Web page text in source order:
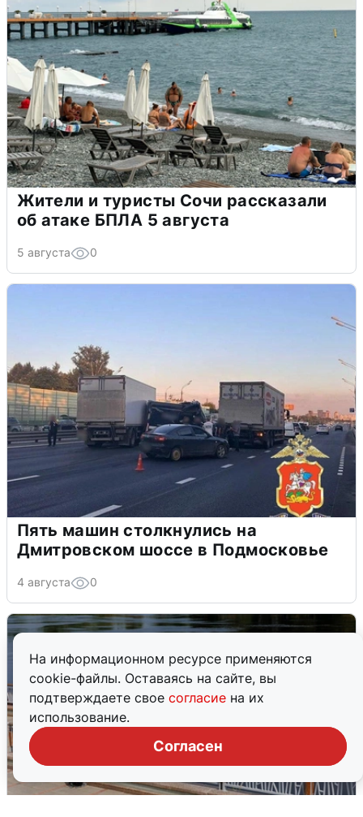
На информационном ресурсе применяются
cookie-файлы. Оставаясь на сайте, вы
подтверждаете свое согласие на их
использование.
Согласен
Жители и туристы Сочи рассказали
об атаке БПЛА 5 августа
5 августа 0
Пять машин столкнулись на
Дмитровском шоссе в Подмосковье
4 августа 0